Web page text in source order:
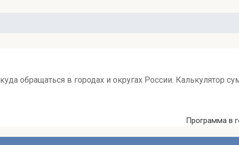
обращаться в городах и округах России. Калькулятор
Программа в